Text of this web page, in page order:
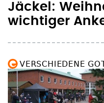
Jäckel:
wichtiger
VERSCHIEDENE